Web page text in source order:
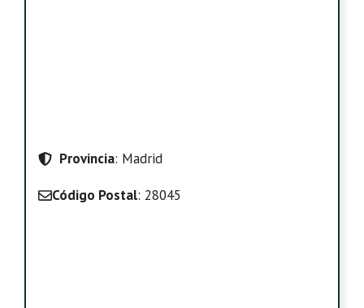
Provincia: Madrid
Código Postal: 28045